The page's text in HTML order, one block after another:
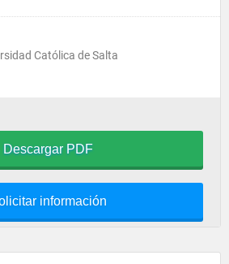
Católica de Salta
Descargar PDF
información